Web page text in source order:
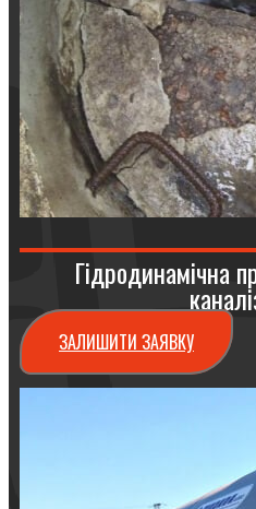
Гідродинамічна
ЗАЛИШИТИ ЗАЯВКУ